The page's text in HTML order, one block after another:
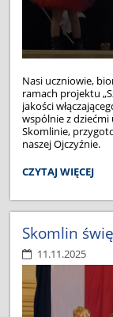
Nasi uczniowie,
ramach projektu
jakości
wspólnie z dziećmi
Skomlinie,
naszej Ojczyźnie.
WIECZÓR
NIEPODLEGŁEJ :
CZYTAJ WIĘCEJ
Skomlin
11.11.2025